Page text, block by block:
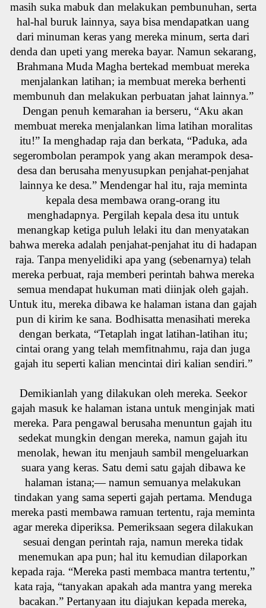
masih suka mabuk dan melakukan pembunuhan, serta
hal-hal buruk lainnya, saya bisa mendapatkan uang
dari minuman keras yang mereka minum, serta dari
denda dan upeti yang mereka bayar. Namun sekarang,
Brahmana Muda Magha bertekad membuat mereka
menjalankan latihan; ia membuat mereka berhenti
membunuh dan melakukan perbuatan jahat lainnya.”
Dengan penuh kemarahan ia berseru, “Aku akan
membuat mereka menjalankan lima latihan moralitas
itu!” Ia menghadap raja dan berkata, “Paduka, ada
segerombolan perampok yang akan merampok desa-
desa dan berusaha menyusupkan penjahat-penjahat
lainnya ke desa.” Mendengar hal itu, raja meminta
kepala desa membawa orang-orang itu
menghadapnya. Pergilah kepala desa itu untuk
menangkap ketiga puluh lelaki itu dan menyatakan
bahwa mereka adalah penjahat-penjahat itu di hadapan
raja. Tanpa menyelidiki apa yang (sebenarnya) telah
mereka perbuat, raja memberi perintah bahwa mereka
semua mendapat hukuman mati diinjak oleh gajah.
Untuk itu, mereka dibawa ke halaman istana dan gajah
pun di kirim ke sana. Bodhisatta menasihati mereka
dengan berkata, “Tetaplah ingat latihan-latihan itu;
cintai orang yang telah memfitnahmu, raja dan juga
gajah itu seperti kalian mencintai diri kalian sendiri.”
Demikianlah yang dilakukan oleh mereka. Seekor
gajah masuk ke halaman istana untuk menginjak mati
mereka. Para pengawal berusaha menuntun gajah itu
sedekat mungkin dengan mereka, namun gajah itu
menolak, hewan itu menjauh sambil mengeluarkan
suara yang keras. Satu demi satu gajah dibawa ke
halaman istana;— namun semuanya melakukan
tindakan yang sama seperti gajah pertama. Menduga
mereka pasti membawa ramuan tertentu, raja meminta
agar mereka diperiksa. Pemeriksaan segera dilakukan
sesuai dengan perintah raja, namun mereka tidak
menemukan apa pun; hal itu kemudian dilaporkan
kepada raja. “Mereka pasti membaca mantra tertentu,”
kata raja, “tanyakan apakah ada mantra yang mereka
bacakan.” Pertanyaan itu diajukan kepada mereka,